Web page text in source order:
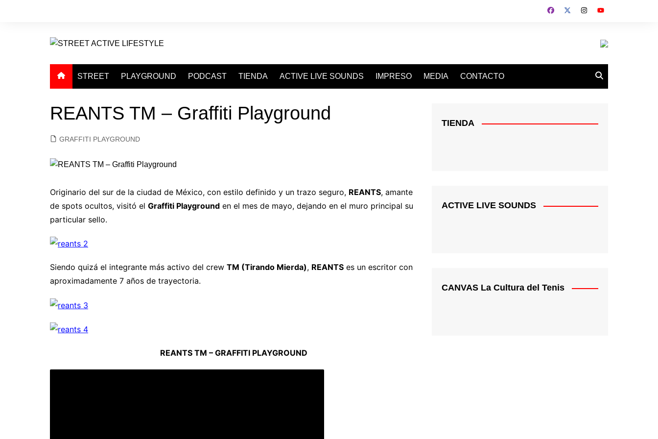
STREET PLAYGROUND PODCAST TIENDA ACTIVE LIVE SOUNDS IMPRESO MEDIA CONTACTO
REANTS TM – Graffiti Playground
GRAFFITI PLAYGROUND
Originario del sur de la ciudad de México, con estilo definido y un trazo seguro, REANTS, amante
de spots ocultos, visitó el Graffiti Playground en el mes de mayo, dejando en el muro principal su
particular sello.
Siendo quizá el integrante más activo del crew TM (Tirando Mierda), REANTS es un escritor con
aproximadamente 7 años de trayectoria.
REANTS TM – GRAFFITI PLAYGROUND
TIENDA
ACTIVE LIVE SOUNDS
CANVAS La Cultura del Tenis